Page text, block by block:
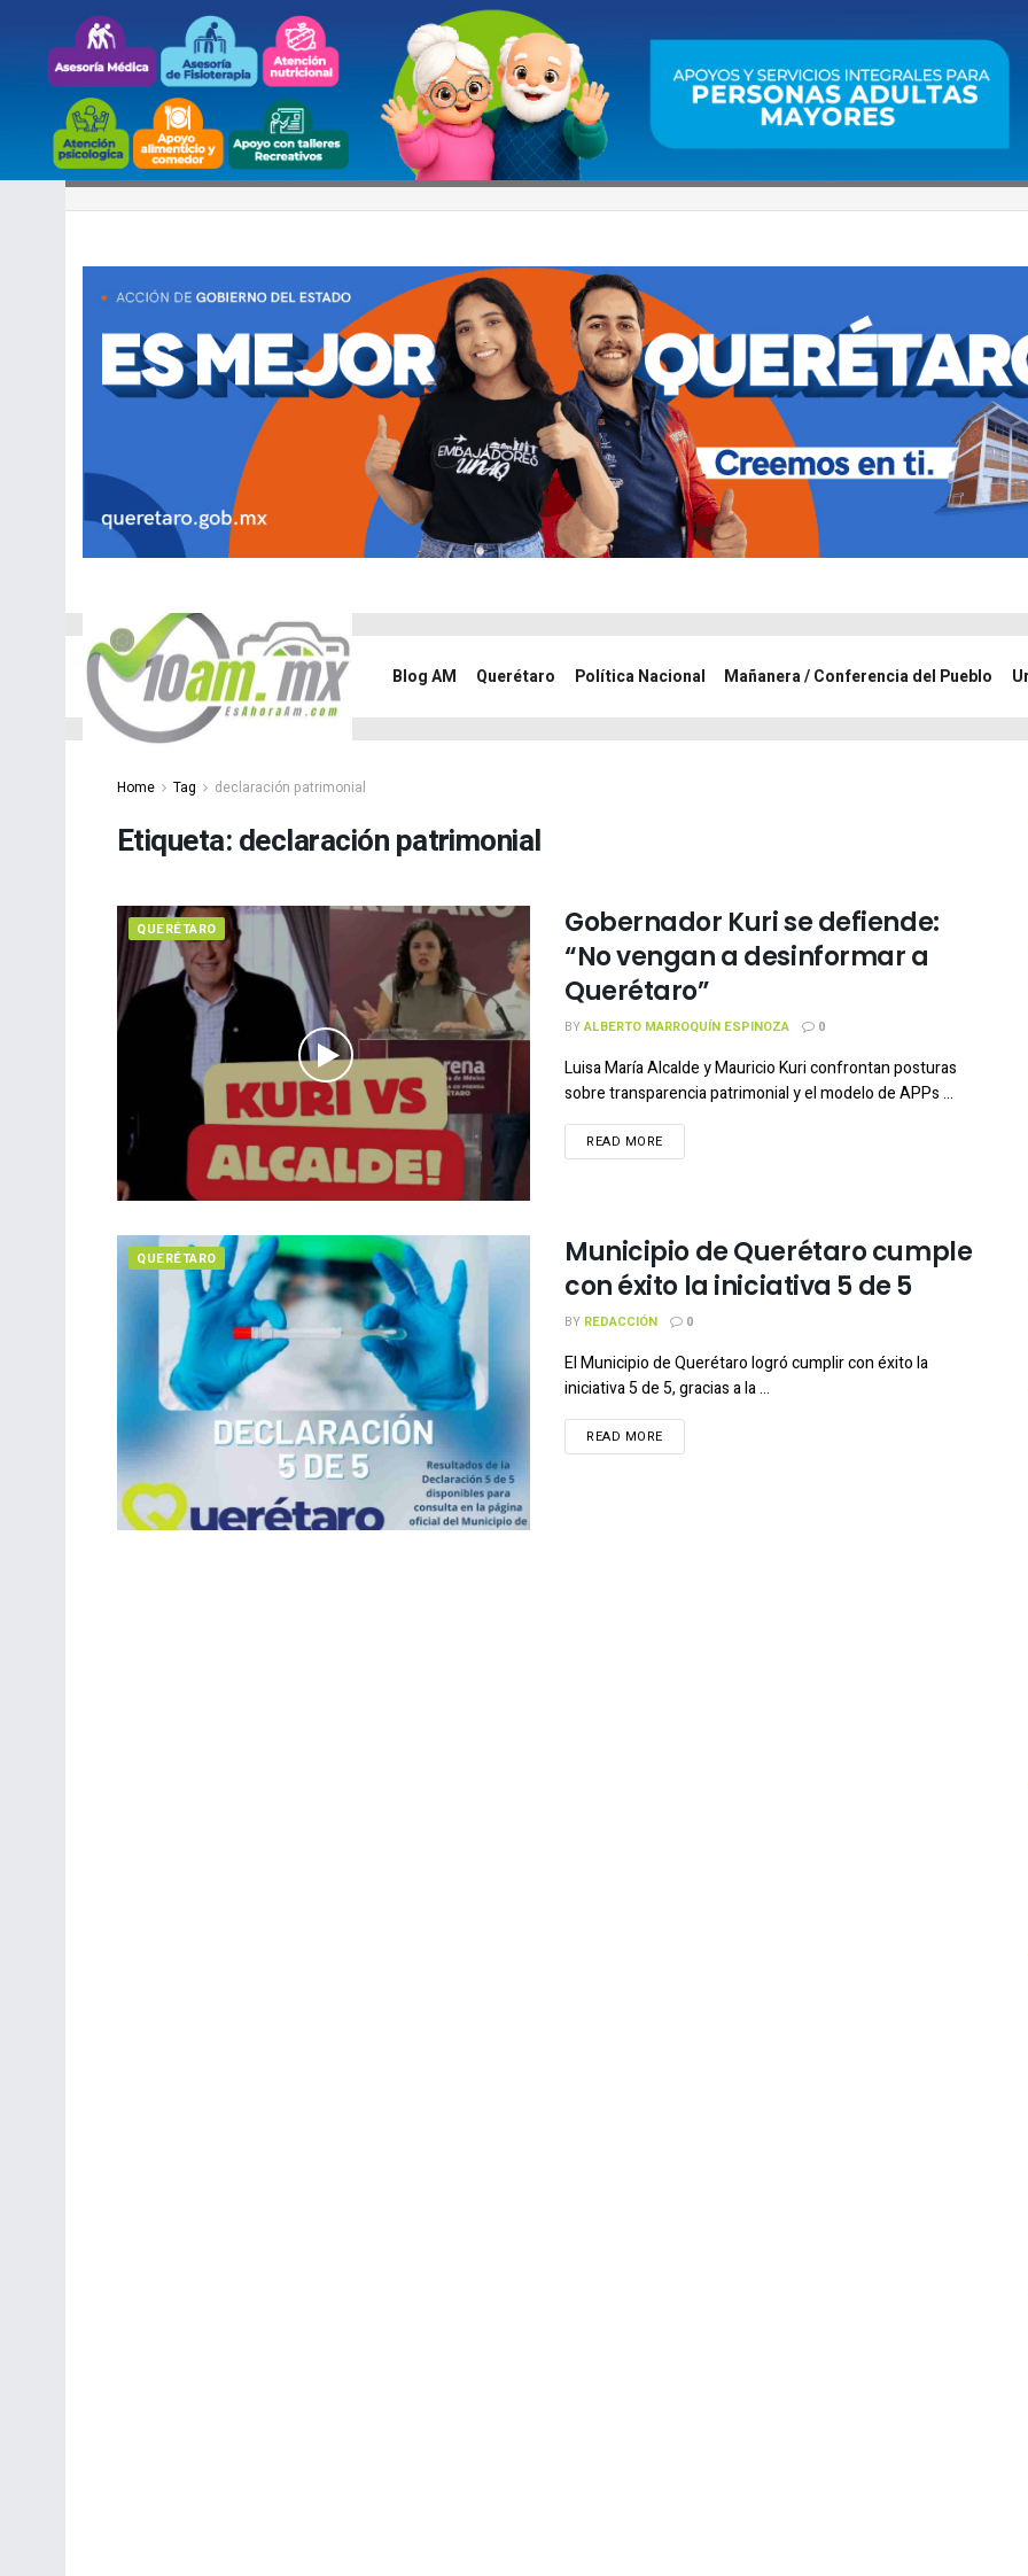
Blog AM Querétaro Política Nacional Mañanera / Conferencia del Pueblo
Home Tag declaración patrimonial
Etiqueta:declaración patrimonial
QUERÉTARO
Gobernador Kuri se defiende:
“No vengan a desinformar a
Querétaro”
BYALBERTO MARROQUÍN ESPINOZA 0
Luisa María Alcalde y Mauricio Kuri confrontan posturas
sobre transparencia patrimonial y el modelo de APPs ...
READ MORE
QUERÉTARO
Municipio de Querétaro cumple
con éxito la iniciativa 5 de 5
BY REDACCIÓN 0
El Municipio de Querétaro logró cumplir con éxito la
iniciativa 5 de 5, gracias a la ...
READ MORE